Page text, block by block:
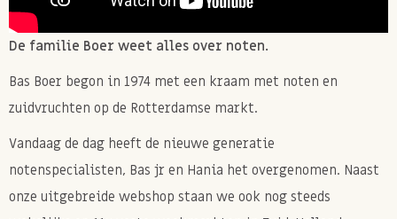
De familie Boer weet alles over noten.
Bas Boer begon in 1974 met een kraam met noten en
zuidvruchten op de Rotterdamse markt.
Vandaag de dag heeft de nieuwe generatie
notenspecialisten, Bas jr en Hania het overgenomen. Naast
onze uitgebreide webshop staan we ook nog steeds